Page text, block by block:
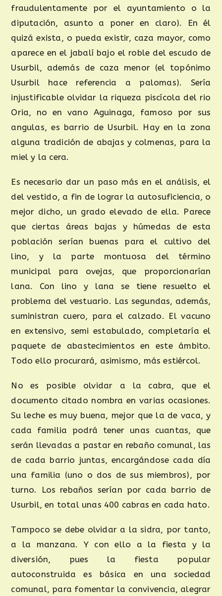
fraudulentamente por el ayuntamiento o la
diputación, asunto a poner en claro). En él
quizá exista, o pueda existir, caza mayor, como
aparece en el jabalí bajo el roble del escudo de
Usurbil, además de caza menor (el topónimo
Usurbil hace referencia a palomas). Sería
injustificable olvidar la riqueza piscícola del rio
Oria, no en vano Aguinaga, famoso por sus
angulas, es barrio de Usurbil. Hay en la zona
alguna tradición de abajas y colmenas, para la
miel y la cera.
Es necesario dar un paso más en el análisis, el
del vestido, a fin de lograr la autosuficiencia, o
mejor dicho, un grado elevado de ella. Parece
que ciertas áreas bajas y húmedas de esta
población serían buenas para el cultivo del
lino, y la parte montuosa del término
municipal para ovejas, que proporcionarían
lana. Con lino y lana se tiene resuelto el
problema del vestuario. Las segundas, además,
suministran cuero, para el calzado. El vacuno
en extensivo, semi estabulado, completaría el
paquete de abastecimientos en este ámbito.
Todo ello procurará, asimismo, más estiércol.
No es posible olvidar a la cabra, que el
documento citado nombra en varias ocasiones.
Su leche es muy buena, mejor que la de vaca, y
cada familia podrá tener unas cuantas, que
serán llevadas a pastar en rebaño comunal, las
de cada barrio juntas, encargándose cada día
una familia (uno o dos de sus miembros), por
turno. Los rebaños serían por cada barrio de
Usurbil, en total unas 400 cabras en cada hato.
Tampoco se debe olvidar a la sidra, por tanto,
a la manzana. Y con ello a la fiesta y la
diversión, pues la fiesta popular
autoconstruida es básica en una sociedad
comunal, para fomentar la convivencia, alegrar